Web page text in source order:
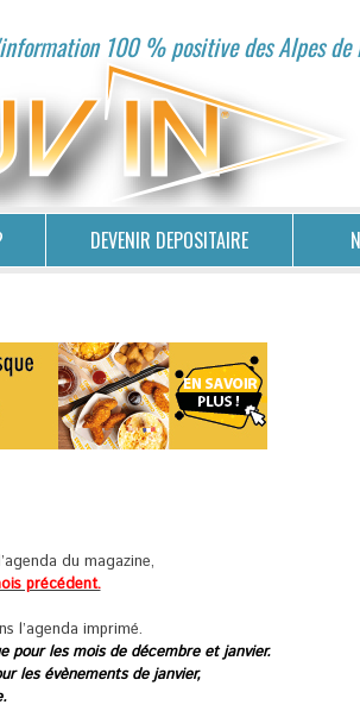
100 % positive des Alpes de
DEVENIR DEPOSITAIRE
du magazine,
précédent.
l’agenda imprimé.
les mois de décembre et janvier.
les évènements de janvier,